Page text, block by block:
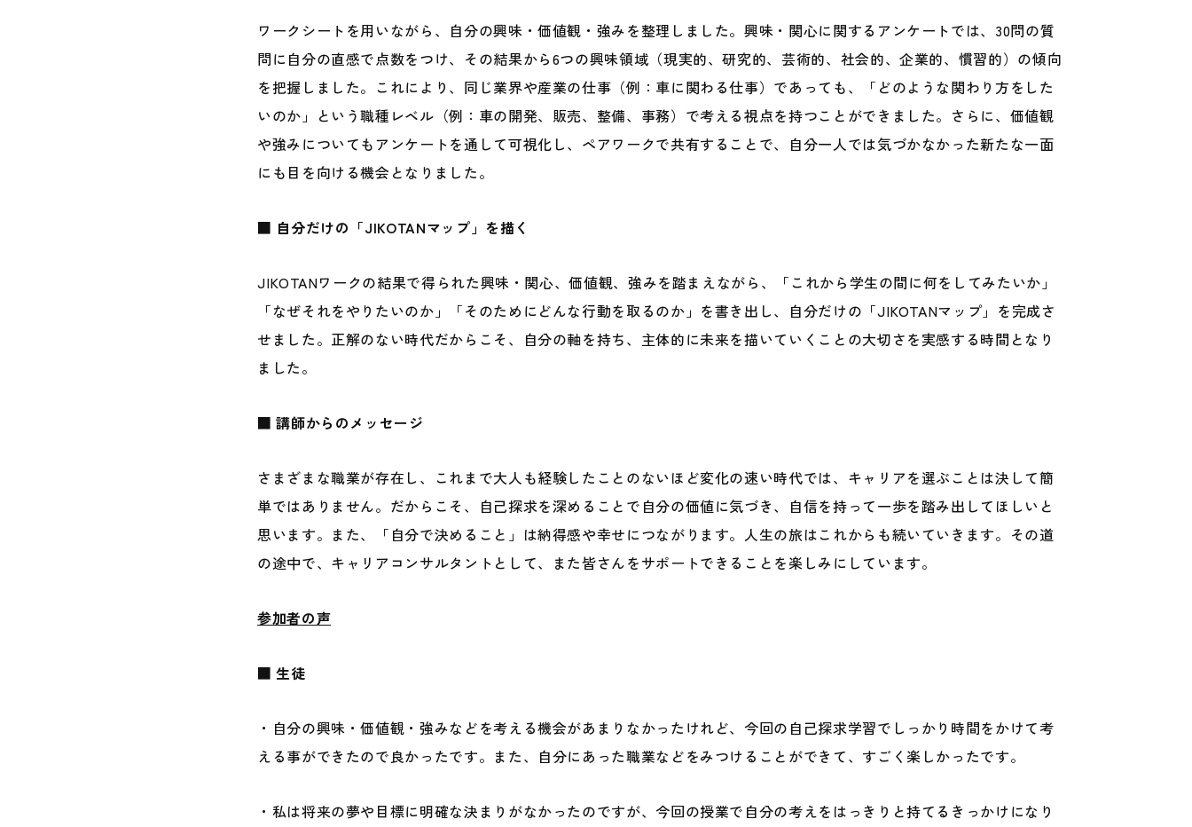
ワークシートを用いながら、自分の興味・価値観・強みを整理しました。興味・関心に関するアンケートでは、30問の質
問に自分の直感で点数をつけ、その結果から6つの興味領域（現実的、研究的、芸術的、社会的、企業的、慣習的）の傾向
を把握しました。これにより、同じ業界や産業の仕事（例：車に関わる仕事）であっても、「どのような関わり方をした
いのか」という職種レベル（例：車の開発、販売、整備、事務）で考える視点を持つことができました。さらに、価値観
や強みについてもアンケートを通して可視化し、ペアワークで共有することで、自分一人では気づかなかった新たな一面
にも目を向ける機会となりました。
■ 自分だけの「JIKOTANマップ」を描く
JIKOTANワークの結果で得られた興味・関心、価値観、強みを踏まえながら、「これから学生の間に何をしてみたいか」
「なぜそれをやりたいのか」「そのためにどんな行動を取るのか」を書き出し、自分だけの「JIKOTANマップ」を完成さ
せました。正解のない時代だからこそ、自分の軸を持ち、主体的に未来を描いていくことの大切さを実感する時間となり
ました。
■ 講師からのメッセージ
さまざまな職業が存在し、これまで大人も経験したことのないほど変化の速い時代では、キャリアを選ぶことは決して簡
単ではありません。だからこそ、自己探求を深めることで自分の価値に気づき、自信を持って一歩を踏み出してほしいと
思います。また、「自分で決めること」は納得感や幸せにつながります。人生の旅はこれからも続いていきます。その道
の途中で、キャリアコンサルタントとして、また皆さんをサポートできることを楽しみにしています。
参加者の声
■ 生徒
・自分の興味・価値観・強みなどを考える機会があまりなかったけれど、今回の自己探求学習でしっかり時間をかけて考
える事ができたので良かったです。また、自分にあった職業などをみつけることができて、すごく楽しかったです。
・私は将来の夢や目標に明確な決まりがなかったのですが、今回の授業で自分の考えをはっきりと持てるきっかけになり